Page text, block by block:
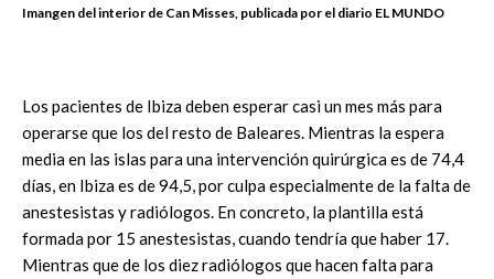
Imangen del interior de Can Misses, publicada por el diario EL MUNDO
Los pacientes de Ibiza deben esperar casi un mes más para
operarse que los del resto de Baleares. Mientras la espera
media en las islas para una intervención quirúrgica es de 74,4
días, en Ibiza es de 94,5, por culpa especialmente de la falta de
anestesistas y radiólogos. En concreto, la plantilla está
formada por 15 anestesistas, cuando tendría que haber 17.
Mientras que de los diez radiólogos que hacen falta para